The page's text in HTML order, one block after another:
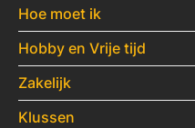
Hoe moet ik
Hobby en Vrije tijd
Zakelijk
Klussen